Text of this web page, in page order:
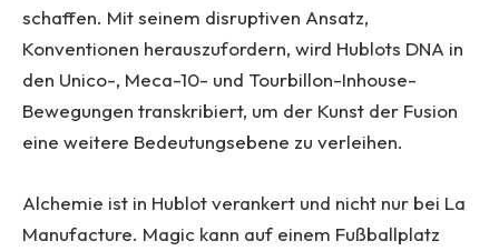
schaffen. Mit seinem disruptiven Ansatz,
Konventionen herauszufordern, wird Hublots DNA in
den Unico-, Meca-10- und Tourbillon-Inhouse-
Bewegungen transkribiert, um der Kunst der Fusion
eine weitere Bedeutungsebene zu verleihen.
Alchemie ist in Hublot verankert und nicht nur bei La
Manufacture. Magic kann auf einem Fußballplatz